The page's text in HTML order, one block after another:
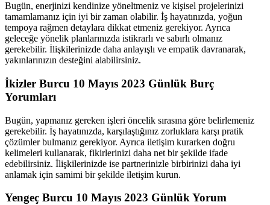
Bugün, enerjinizi kendinize yöneltmeniz ve kişisel projelerinizi
tamamlamanız için iyi bir zaman olabilir. İş hayatınızda, yoğun
tempoya rağmen detaylara dikkat etmeniz gerekiyor. Ayrıca
geleceğe yönelik planlarınızda istikrarlı ve sabırlı olmanız
gerekebilir. İlişkilerinizde daha anlayışlı ve empatik davranarak,
yakınlarınızın desteğini alabilirsiniz.
İkizler Burcu 10 Mayıs 2023 Günlük Burç
Yorumları
Bugün, yapmanız gereken işleri öncelik sırasına göre belirlemeniz
gerekebilir. İş hayatınızda, karşılaştığınız zorluklara karşı pratik
çözümler bulmanız gerekiyor. Ayrıca iletişim kurarken doğru
kelimeleri kullanarak, fikirlerinizi daha net bir şekilde ifade
edebilirsiniz. İlişkilerinizde ise partnerinizle birbirinizi daha iyi
anlamak için samimi bir şekilde iletişim kurun.
Yengeç Burcu 10 Mayıs 2023 Günlük Yorum